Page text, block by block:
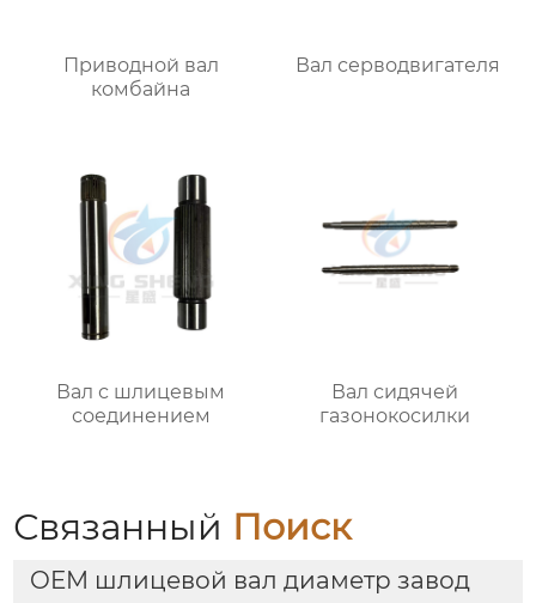
Приводной вал
комбайна
Вал серводвигателя
Вал с шлицевым
соединением
Вал сидячей
газонокосилки
Связанный Поиск
OEM шлицевой вал диаметр завод